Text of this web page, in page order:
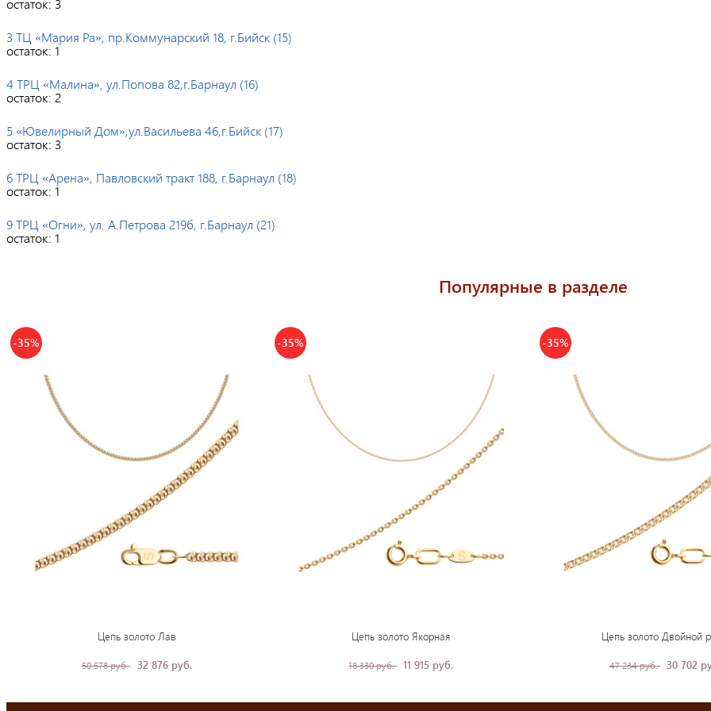
остаток: 3
3 ТЦ «Мария Ра», пр.Коммунарский 18, г.Бийск (15)
остаток: 1
4 ТРЦ «Малина», ул.Попова 82,г.Барнаул (16)
остаток: 2
5 «Ювелирный Дом»,ул.Васильева 46,г.Бийск (17)
остаток: 3
6 ТРЦ «Арена», Павловский тракт 188, г.Барнаул (18)
остаток: 1
9 ТРЦ «Огни», ул. А.Петрова 219б, г.Барнаул (21)
остаток: 1
Популярные в разделе
-35%
Цепь золото Лав
50 578 руб. 32 876 руб.
-35%
Цепь золото Якорная
18 330 руб. 11 915 руб.
-35%
Цепь золото Двойной
47 234 руб. 30 702